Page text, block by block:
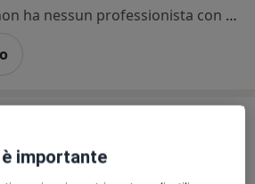
Questo centro non ha nessun professionista con date disponibili
importante